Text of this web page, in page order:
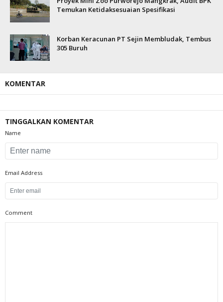
Temukan Ketidaksesuaian Spesifikasi
Korban Keracunan PT Sejin Membludak, Tembus
305 Buruh
KOMENTAR
TINGGALKAN KOMENTAR
Name
Email Address
Comment